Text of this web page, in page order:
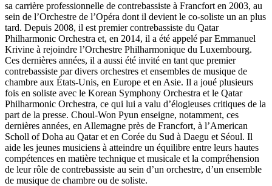
sa carrière professionnelle de contrebassiste à Francfort en 2003, au
sein de l’Orchestre de l’Opéra dont il devient le co-soliste un an plus
tard. Depuis 2008, il est premier contrebassiste du Qatar
Philharmonic Orchestra et, en 2014, il a été appelé par Emmanuel
Krivine à rejoindre l’Orchestre Philharmonique du Luxembourg.
Ces dernières années, il a aussi été invité en tant que premier
contrebassiste par divers orchestres et ensembles de musique de
chambre aux États-Unis, en Europe et en Asie. Il a joué plusieurs
fois en soliste avec le Korean Symphony Orchestra et le Qatar
Philharmonic Orchestra, ce qui lui a valu d’élogieuses critiques de la
part de la presse. Choul-Won Pyun enseigne, notamment, ces
dernières années, en Allemagne près de Francfort, à l’American
Scholl of Doha au Qatar et en Corée du Sud à Daegu et Séoul. Il
aide les jeunes musiciens à atteindre un équilibre entre leurs hautes
compétences en matière technique et musicale et la compréhension
de leur rôle de contrebassiste au sein d’un orchestre, d’un ensemble
de musique de chambre ou de soliste.